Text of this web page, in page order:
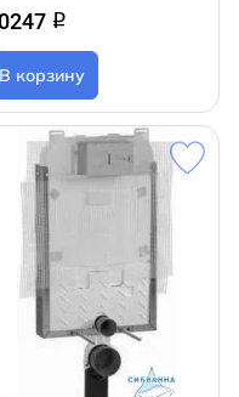
q
В корзину